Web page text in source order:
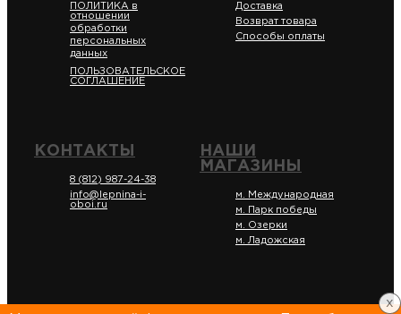
ПОЛИТИКА в
отношении
обработки
персональных
данных
ПОЛЬЗОВАТЕЛЬСКОЕ
СОГЛАШЕНИЕ
Доставка
Возврат товара
Способы оплаты
КОНТАКТЫ
8 (812) 987-24-38
info@lepnina-i-
oboi.ru
НАШИ
МАГАЗИНЫ
м. Международная
м. Парк победы
м. Озерки
м. Ладожская
x